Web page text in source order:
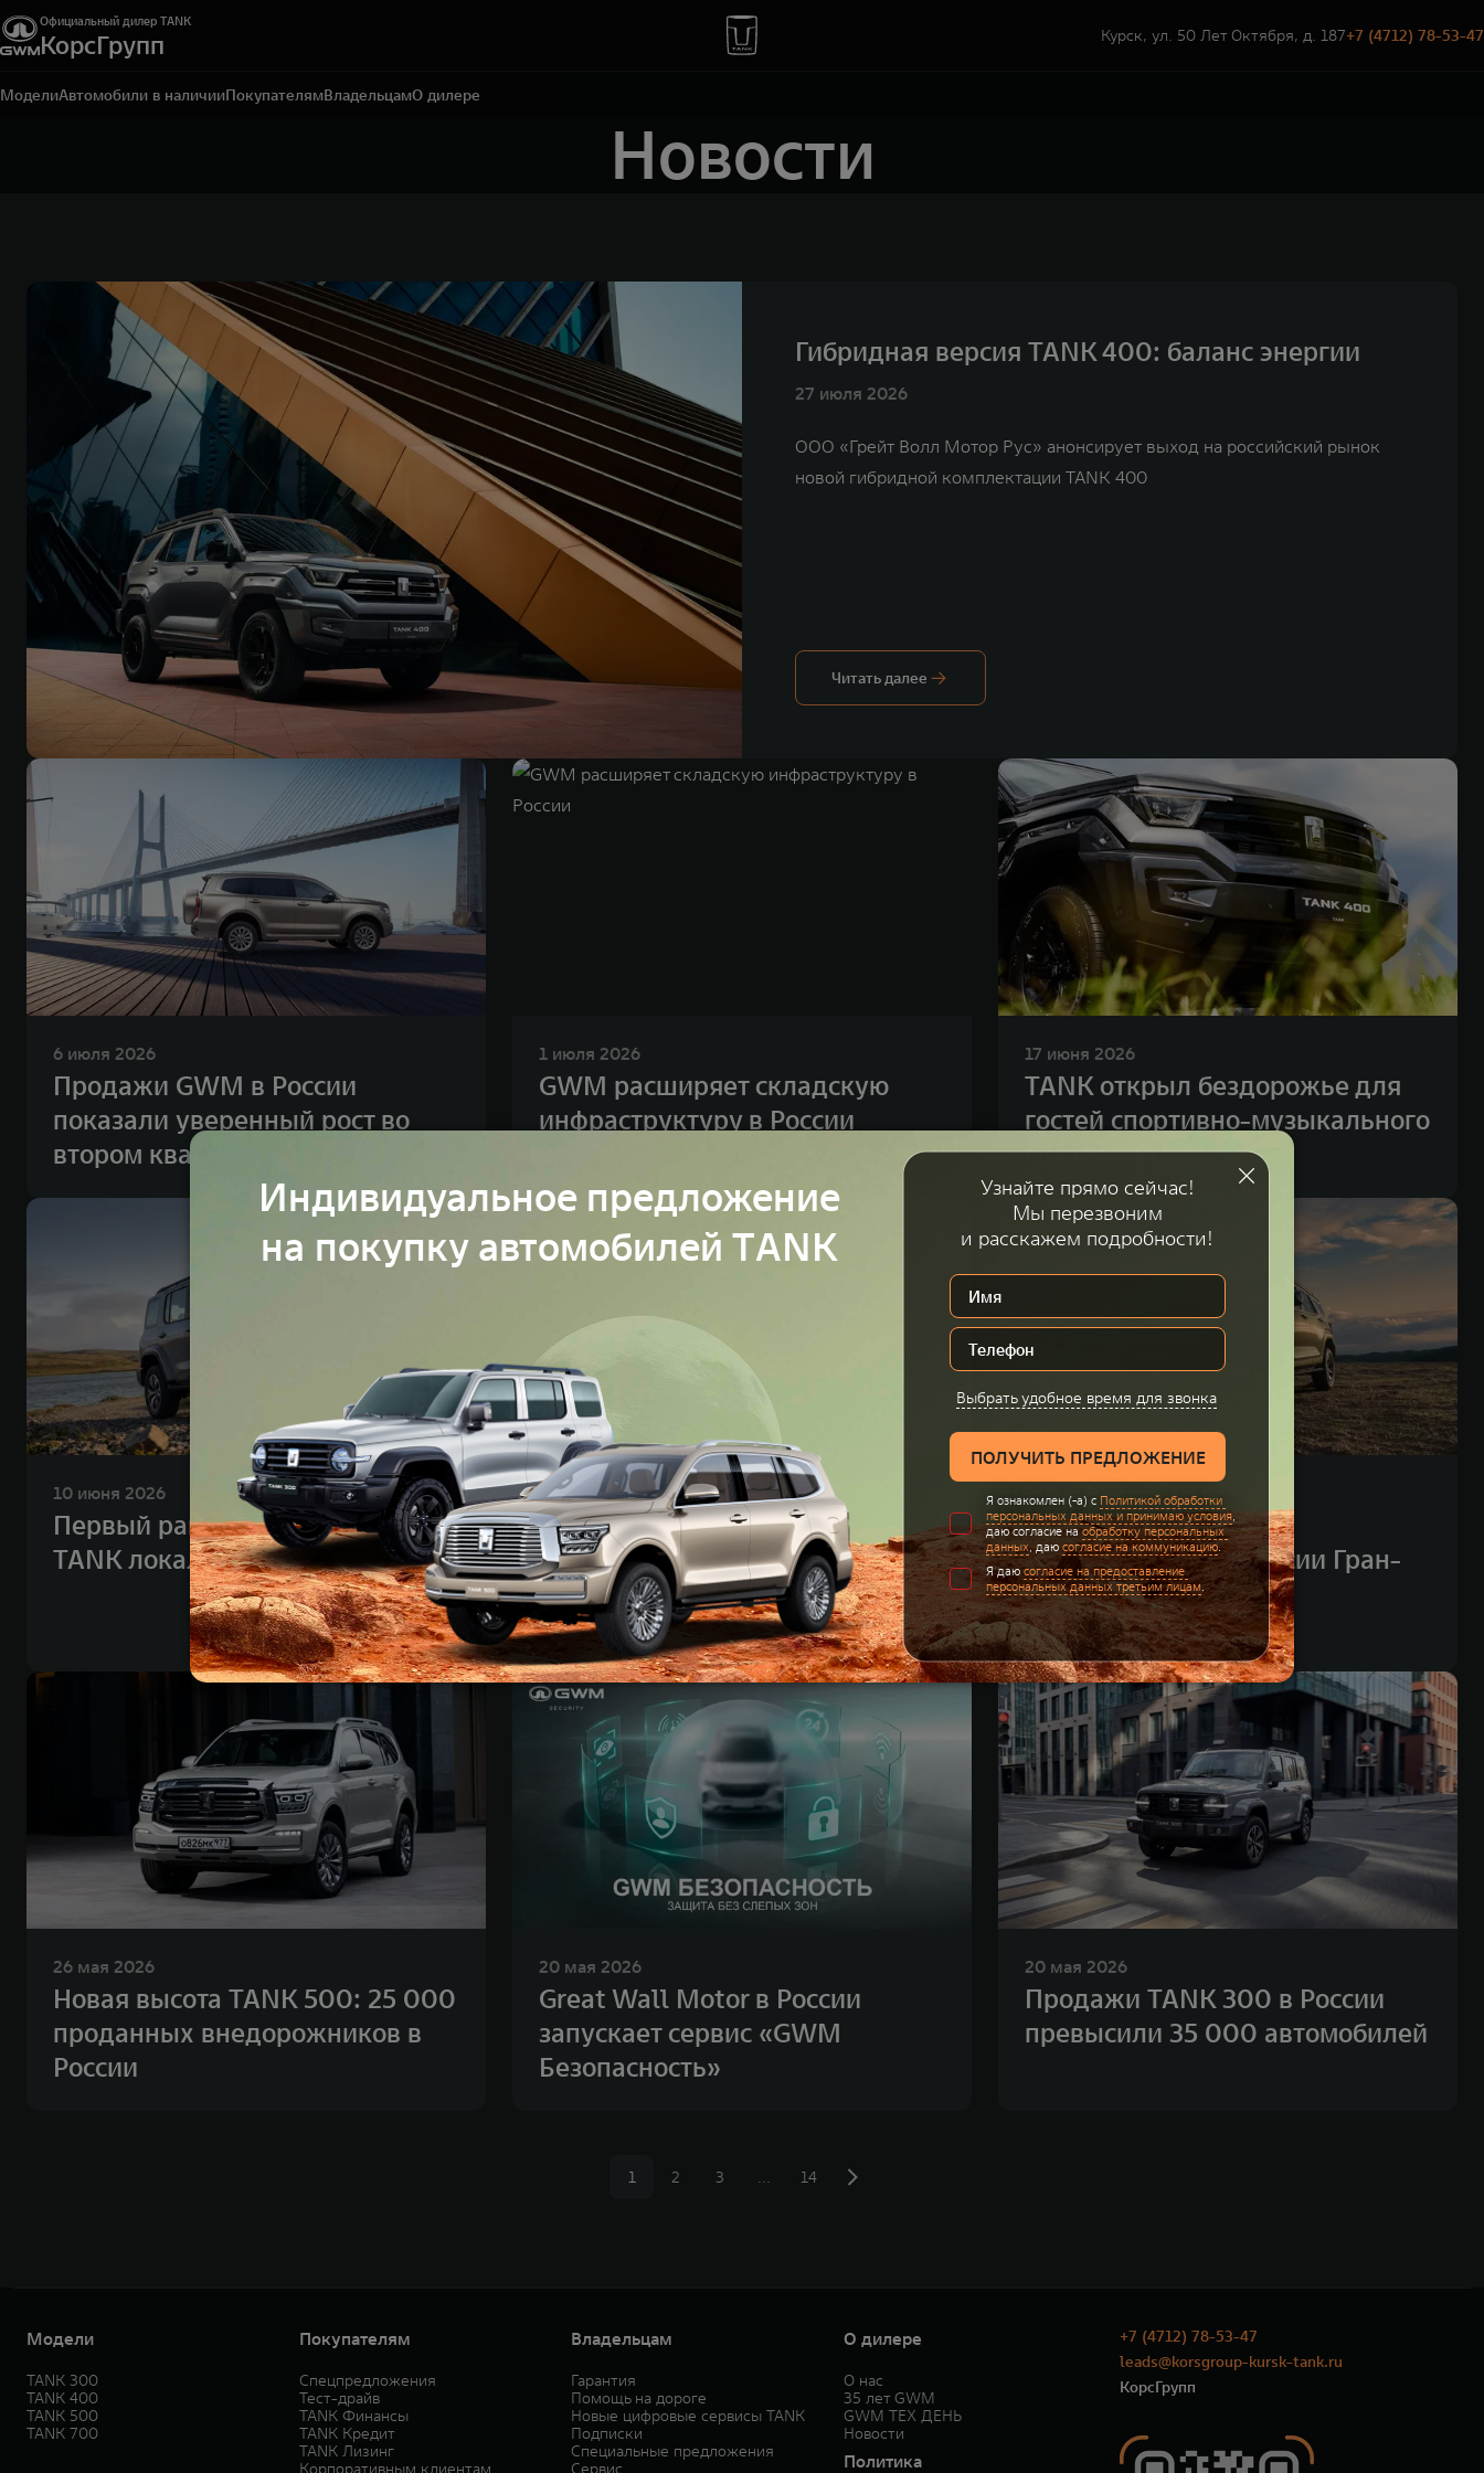
Официальный дилер TANK
КорсГрупп Курск, ул. 50 Лет Октября, д. 187+7 (4712) 78-53-47
МоделиАвтомобили в наличииПокупателямВладельцамО дилере
Курск, ул. 50 Лет Октября, д. 187
+7 (4712) 78-53-47
Новости
Гибридная версия TANK 400: баланс энергии
27 июля 2026
ООО «Грейт Волл Мотор Рус» анонсирует выход на российский рынок
новой гибридной комплектации TANK 400
Читать далее
6 июля 2026
Продажи GWM в России
показали уверенный рост во
втором квартале 2026 года
1 июля 2026
GWM расширяет складскую
инфраструктуру в России
17 июня 2026
TANK открыл бездорожье для
гостей спортивно-музыкального
фестиваля
10 июня 2026
Первый рамный внедорожник
TANK локального производства
9 июня 2026
Экипажи GWM триумфально
завершили международный
ралли-рейд «Такла-Макан –
2026»
27 мая 2026
TANK 400 — лучший
внедорожник по версии Гран-
при «За рулем»
26 мая 2026
Новая высота TANK 500: 25 000
проданных внедорожников в
России
20 мая 2026
Great Wall Motor в России
запускает сервис «GWM
Безопасность»
20 мая 2026
Продажи TANK 300 в России
превысили 35 000 автомобилей
1 2 3 … 14
Модели
TANK 300
TANK 400
TANK 500
TANK 700
Покупателям
Спецпредложения
Тест-драйв
TANK Финансы
TANK Кредит
TANK Лизинг
Корпоративным клиентам
Владельцам
Гарантия
Помощь на дороге
Новые цифровые сервисы TANK
Подписки
Специальные предложения
Сервис
О дилере
О нас
35 лет GWM
GWM ТЕХ ДЕНЬ
Новости
Политика
+7 (4712) 78-53-47
leads@korsgroup-kursk-tank.ru
КорсГрупп